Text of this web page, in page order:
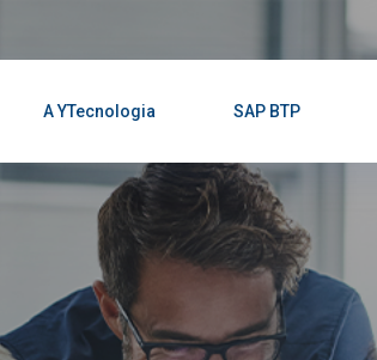
A YTecnologia SAP BTP